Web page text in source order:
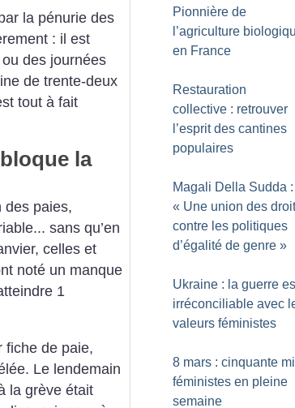
la pénurie des
: il est
des journées
de trente-deux
tout à fait
la
des paies,
sans qu’en
celles et
noté un manque
1
fiche de paie,
Le lendemain
la grève était
Pionnière de
l’agriculture
en France
Restauration
collective : retrouver
l’esprit des cantines
populaires
Magali Della Sudda :
« Une union des
contre les politiques
d’égalité de genre »
Ukraine : la guerre
irréconciliable avec
valeurs féministes
8 mars : cinquante
féministes en pleine
semaine